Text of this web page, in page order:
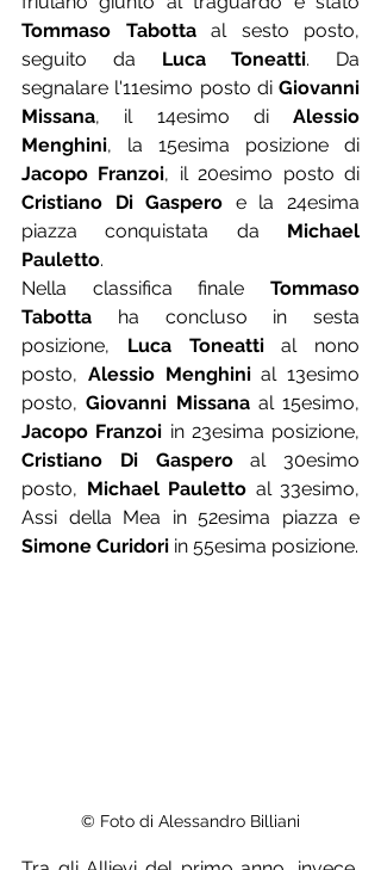
Tommaso Tabotta al sesto posto,
seguito da Luca Toneatti. Da
segnalare l'11esimo posto di Giovanni
Missana, il 14esimo di Alessio
Menghini
Jacopo Franzoi
Cristiano Di Gaspero e la 24esima
piazza conquistata da Michael
Pauletto.
Nella classifica finale Tommaso
Tabotta ha concluso in sesta
posizione, Luca Toneatti al nono
posto, Alessio Menghini al 13esimo
posto, Giovanni Missana al 15esimo,
Jacopo Franzoi
Cristiano Di Gaspero al 30esimo
posto, Michael Pauletto al 33esimo,
Simone Curidori
© Foto di Alessandro Billiani